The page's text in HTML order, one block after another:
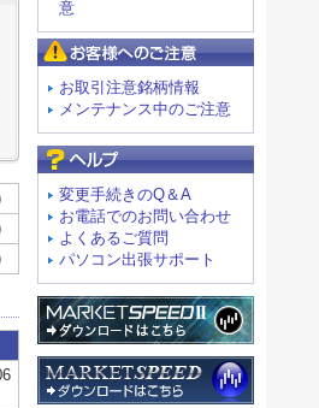
意
お取引注意銘柄情報
メンテナンス中のご注意
変更手続きのQ＆A
お電話でのお問い合わせ
よくあるご質問
パソコン出張サポート